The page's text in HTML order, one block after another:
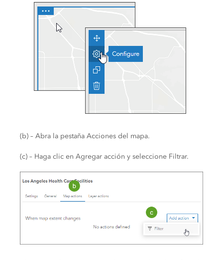
(b) – Abra la pestaña Acciones del mapa.
(c) – Haga clic en Agregar acción y seleccione Filtrar.